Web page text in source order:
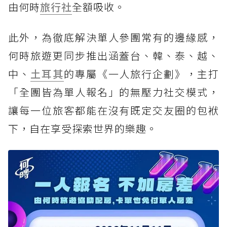
由何時旅行社全額吸收。
此外，為徹底解決單人參團常有的邊緣感，
何時旅遊更同步推出涵蓋台、韓、泰、越、
中、 土耳其的專屬《一人旅行企劃》，主打
「全團皆為單人報名」的無壓力社交模式，
讓每一位旅客都能在沒有既定交友圈的包袱
下，自在享受探索世界的樂趣。